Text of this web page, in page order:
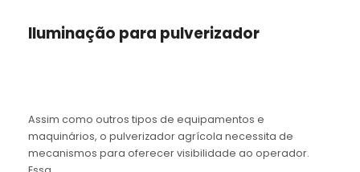
Iluminação para pulverizador
Assim como outros tipos de equipamentos e
maquinários, o pulverizador agrícola necessita de
mecanismos para oferecer visibilidade ao operador.